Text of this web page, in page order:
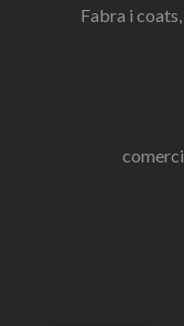
Fabra i